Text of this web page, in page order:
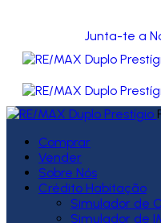
Junta-te a
Comprar
Vender
Sobre Nós
Crédito Habitação
Simulador de
Simulador de